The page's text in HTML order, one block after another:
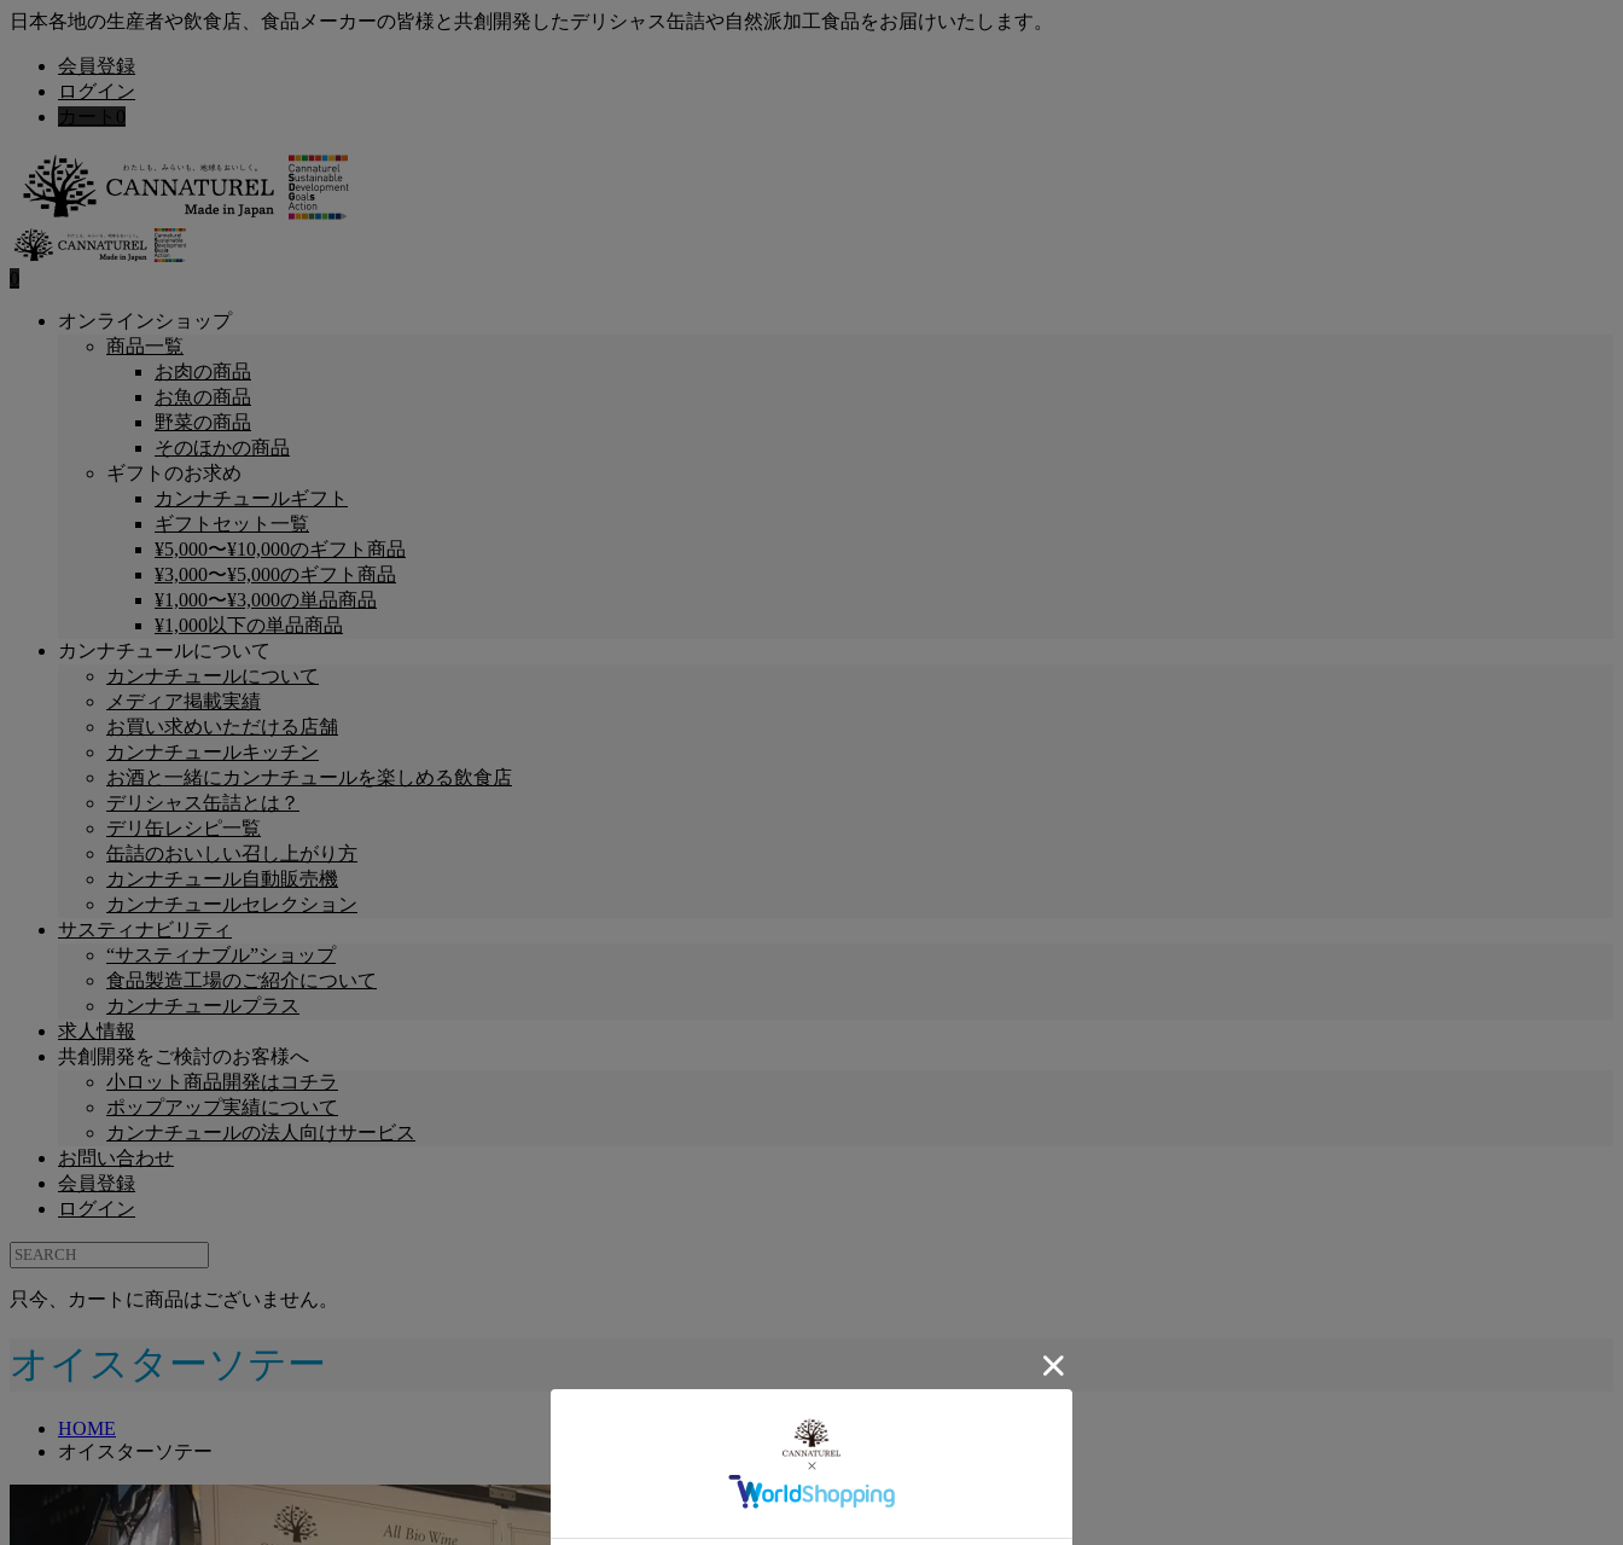
日本各地の生産者や飲食店、食品メーカーの皆様と共創開発したデリシャス缶詰や自然派加工食品をお届けいたします。
会員登録
ログイン
カート 0
0
オンラインショップ
商品一覧
お肉の商品
お魚の商品
野菜の商品
そのほかの商品
ギフトのお求め
カンナチュールギフト
ギフトセット一覧
¥5,000〜¥10,000のギフト商品
¥3,000〜¥5,000のギフト商品
¥1,000〜¥3,000の単品商品
¥1,000以下の単品商品
カンナチュールについて
カンナチュールについて
メディア掲載実績
お買い求めいただける店舗
カンナチュールキッチン
お酒と一緒にカンナチュールを楽しめる飲食店
デリシャス缶詰とは？
デリ缶レシピ一覧
缶詰のおいしい召し上がり方
カンナチュール自動販売機
カンナチュールセレクション
サスティナビリティ
“サスティナブル”ショップ
食品製造工場のご紹介について
カンナチュールプラス
求人情報
共創開発をご検討のお客様へ
小ロット商品開発はコチラ
ポップアップ実績について
カンナチュールの法人向けサービス
お問い合わせ
会員登録
ログイン
只今、カートに商品はございません。
オイスターソテー
HOME
オイスターソテー